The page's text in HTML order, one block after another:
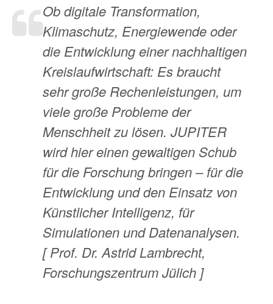
Ob digitale Transformation,
Klimaschutz, Energiewende oder
die Entwicklung einer nachhaltigen
Kreislaufwirtschaft: Es braucht
sehr große Rechenleistungen, um
viele große Probleme der
Menschheit zu lösen. JUPITER
wird hier einen gewaltigen Schub
für die Forschung bringen – für die
Entwicklung und den Einsatz von
Künstlicher Intelligenz, für
Simulationen und Datenanalysen.
[ Prof. Dr. Astrid Lambrecht,
Forschungszentrum Jülich ]